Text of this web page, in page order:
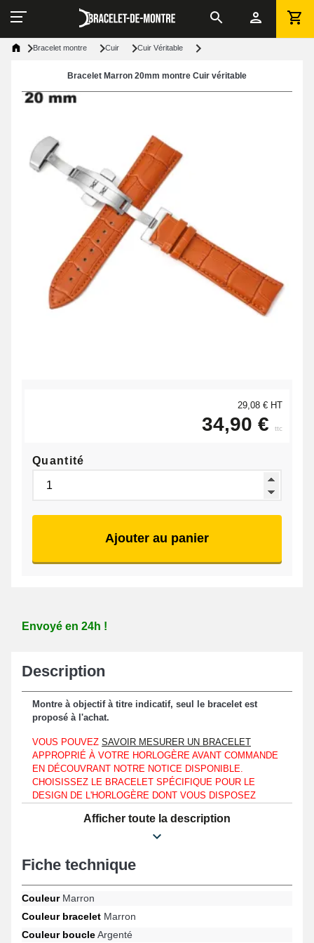
Bracelet montre Cuir Cuir Véritable
Bracelet Marron 20mm montre Cuir véritable
29,08 € HT
34,90 € ttc
Quantité
Ajouter au panier
Envoyé en 24h !
Description
Montre à objectif à titre indicatif, seul le bracelet est
proposé à l'achat.
VOUS POUVEZ SAVOIR MESURER UN BRACELET
APPROPRIÉ À VOTRE HORLOGÈRE AVANT COMMANDE
EN DÉCOUVRANT NOTRE NOTICE DISPONIBLE.
CHOISISSEZ LE BRACELET SPÉCIFIQUE POUR LE
DESIGN DE L'HORLOGÈRE DONT VOUS DISPOSEZ
SEMBLABLE À UNE TOMMY HILFIGER, INVICTA VOIRE
Au niveau d'un boîtier ayant une mesure d'entre-corne d'une
longueur de 20 mm uniquement, vous avez la possibilité
d'accommoder ce "bracelet marron 20mm montre cuir véritable".
d'un bracelet cassé ou démodé, ce bracelet montre est constitué
de cuir véritable. Un mécanisme de fixation pratique et rapide est
Afficher toute la description
Fiche technique
CouleurMarron
Couleur bracelet Marron
Couleur boucleArgenté